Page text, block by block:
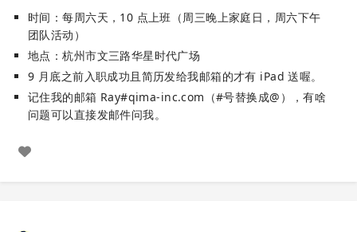
时间：每周六天，10 点上班（周三晚上家庭日，周六下午
团队活动）
地点：杭州市文三路华星时代广场
9 月底之前入职成功且简历发给我邮箱的才有 iPad 送喔。
记住我的邮箱 Ray#qima-inc.com（#号替换成@），有啥
问题可以直接发邮件问我。